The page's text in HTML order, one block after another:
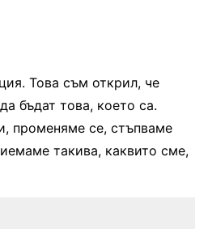
Това съм открил, че
бъдат това, което са.
променяме се, стъпваме
такива, каквито сме,